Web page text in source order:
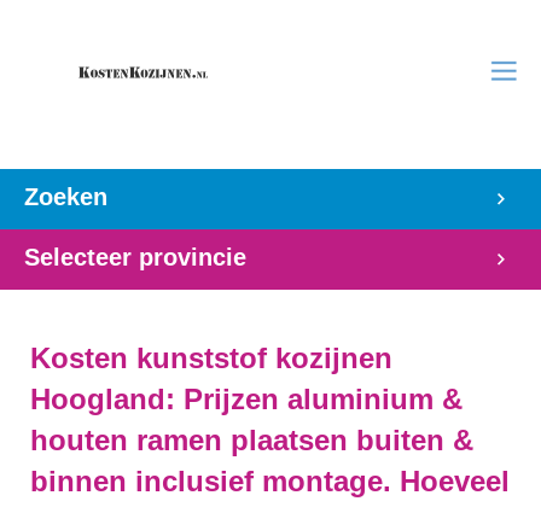
Zoeken
Selecteer provincie
Kosten kunststof kozijnen
Hoogland: Prijzen aluminium &
houten ramen plaatsen buiten &
binnen inclusief montage. Hoeveel